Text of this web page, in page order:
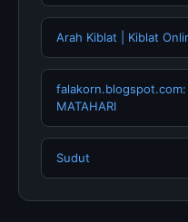
Arah Kiblat | Kiblat
falakorn.blogspot.com:
MATAHARI
Sudut